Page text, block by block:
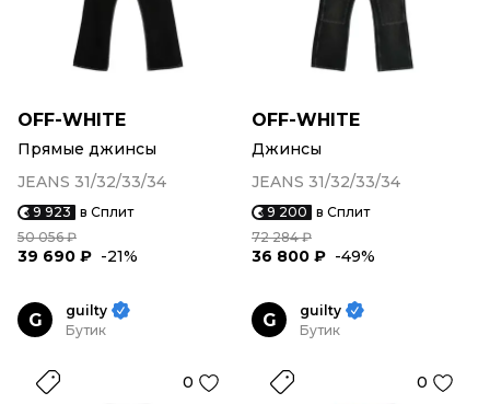
OFF-WHITE
Прямые джинсы
JEANS 31/32/33/34
9 923 в Сплит
50 056 ₽
39 690 ₽ -21%
OFF-WHITE
Джинсы
JEANS 31/32/33/34
9 200 в Сплит
72 284 ₽
36 800 ₽ -49%
G
guilty
Бутик
0
G
guilty
Бутик
0